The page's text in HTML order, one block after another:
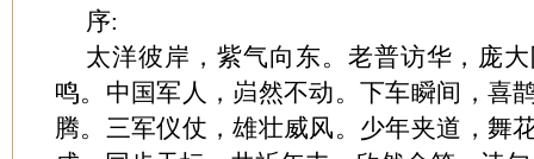
序:
太洋彼岸，紫气向东。老普访华，庞
鸣。中国军人，岿然不动。下车瞬间，喜
腾。三军仪仗，雄壮威风。少年夹道，舞